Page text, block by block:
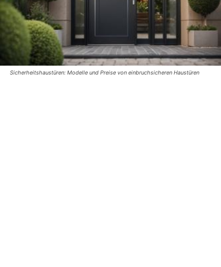
Sicherheitshaustüren: Modelle und Preise von einbruchsicheren Haustüren